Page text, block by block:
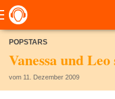
POPSTARS
Vanessa und
vom 11. Dezember 2009